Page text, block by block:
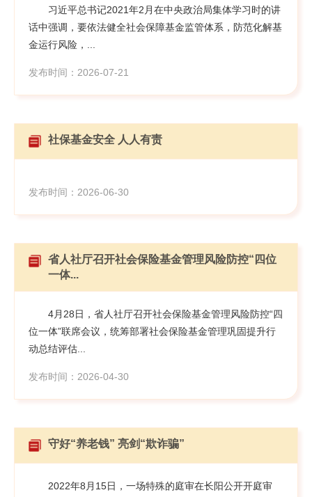
习近平总书记2021年2月在中央政治局集体学习时的讲
话中强调，要依法健全社会保障基金监管体系，防范化解基
金运行风险，...
发布时间：2026-07-21
社保基金安全 人人有责
发布时间：2026-06-30
省人社厅召开社会保险基金管理风险防控“四位
一体...
4月28日，省人社厅召开社会保险基金管理风险防控“四
位一体”联席会议，统筹部署社会保险基金管理巩固提升行
动总结评估...
发布时间：2026-04-30
守好“养老钱” 亮剑“欺诈骗”
2022年8月15日，一场特殊的庭审在长阳公开开庭审